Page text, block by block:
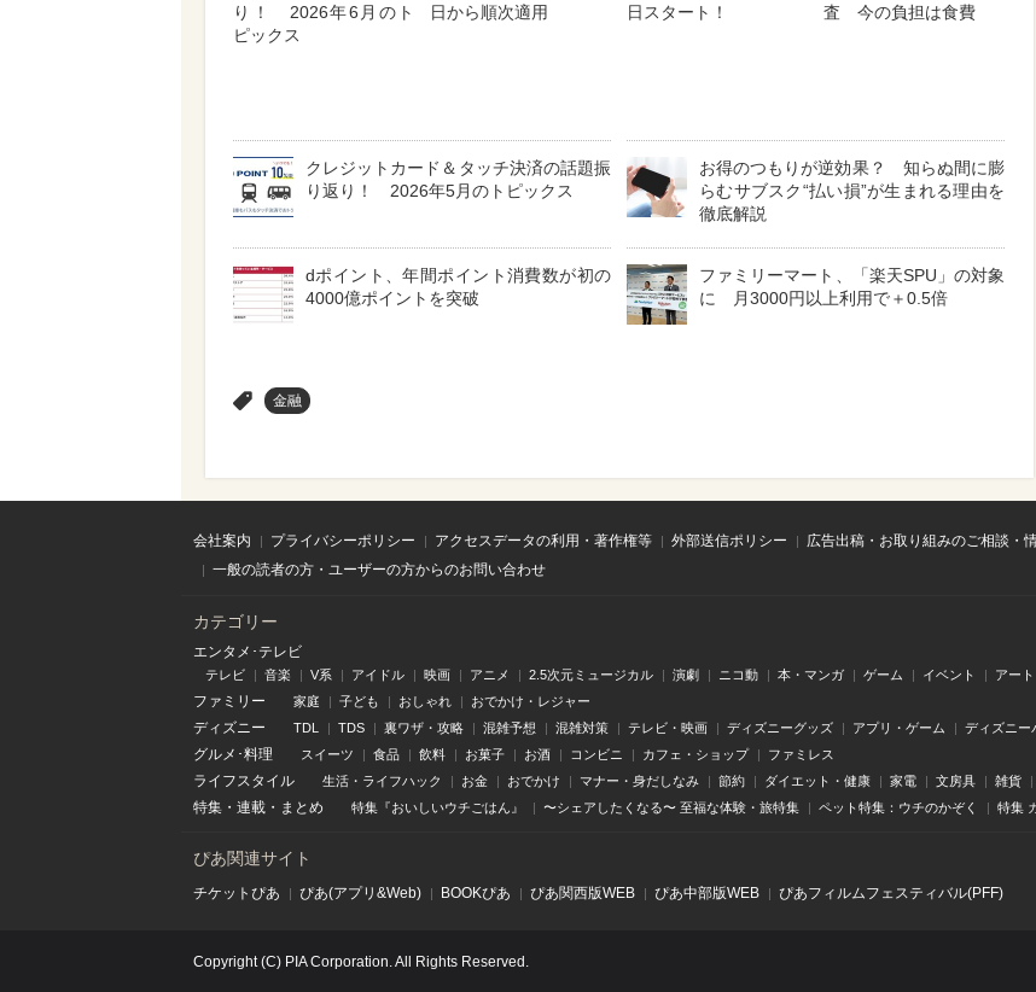
り！ 2026年6月のト
ピックス
日から順次適用
日スタート！
査 今の負担は食費
クレジットカード＆タッチ決済の話題振
り返り！ 2026年5月のトピックス
お得のつもりが逆効果？ 知らぬ間に膨
らむサブスク“払い損”が生まれる理由を
徹底解説
dポイント、年間ポイント消費数が初の
4000億ポイントを突破
ファミリーマート、「楽天SPU」の対象
に 月3000円以上利用で＋0.5倍
金融
会社案内 プライバシーポリシー アクセスデータの利用・著作権等 外部送信ポリシー
広告出稿・お取り組みのご相談・
一般の読者の方・ユーザーの方からのお問い合わせ
カテゴリー
エンタメ･テレビ
テレビ 音楽 V系 アイドル 映画 アニメ 2.5次元ミュージカル 演劇 ニコ動 本・マンガ ゲーム イベント アート
ファミリー 家庭 子ども おしゃれ おでかけ・レジャー
ディズニー TDL TDS 裏ワザ・攻略 混雑予想 混雑対策 テレビ・映画 ディズニーグッズ アプリ・ゲーム ディズニー
グルメ･料理 スイーツ 食品 飲料 お菓子 お酒 コンビニ カフェ・ショップ ファミレス
ライフスタイル 生活・ライフハック お金 おでかけ マナー・身だしなみ 節約 ダイエット・健康 家電 文房具 雑貨
特集 ・ 連載 ・ まとめ 特集『おいしいウチごはん』 〜シェアしたくなる〜 至福な体験・旅特集 ペット特集：ウチのかぞく 特集
ぴあ関連サイト
チケットぴあ ぴあ(アプリ&Web) BOOKぴあ ぴあ関⻄版WEB ぴあ中部版WEB ぴあフィルムフェスティバル(PFF)
Copyright (C) PIA Corporation. All Rights Reserved.